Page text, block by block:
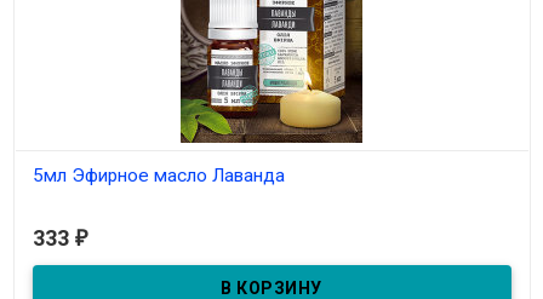
5мл Эфирное масло Лаванда
333 ₽